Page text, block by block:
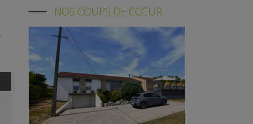
NOS COUPS DE COEUR